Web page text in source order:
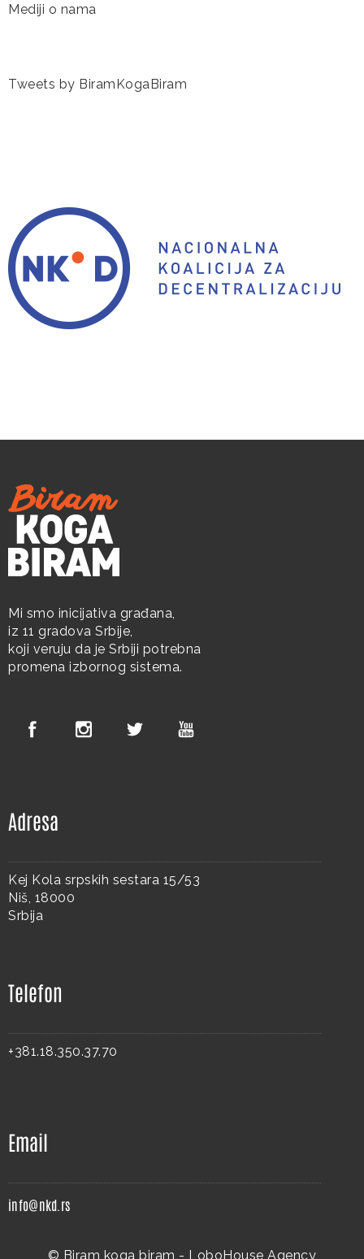
Mediji o nama
Tweets by BiramKogaBiram
Mi smo inicijativa građana,
iz 11 gradova Srbije,
koji veruju da je Srbiji potrebna
promena izbornog sistema.
Adresa
Kej Kola srpskih sestara 15/53
Niš, 18000
Srbija
Telefon
+381.18.350.37.70
Email
info@nkd.rs
© Biram koga biram - LoboHouse Agency